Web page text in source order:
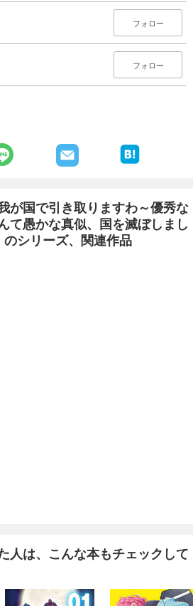
フォロー
フォロー
が国で引き取りますわ～優秀な
て愚かな真似、国を滅ぼしまし
シリーズ、関連作品
人は、こんな本もチェックして